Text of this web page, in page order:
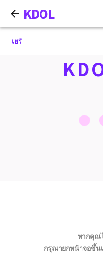
KDOL
เยรี
หากคุณ
กรุณายกหน้าจอขึ้น